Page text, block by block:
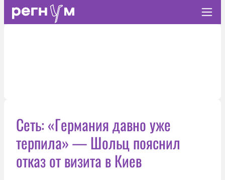
Сеть: «Германия давно уже
терпила» — Шольц пояснил
отказ от визита в Киев